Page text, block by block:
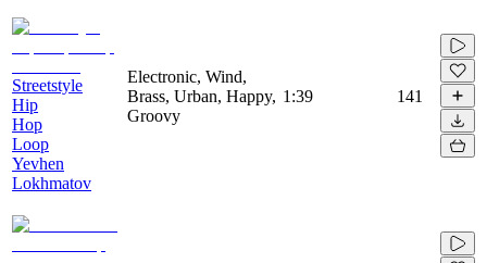
Streetstyle
Hip
Hop
Loop
Yevhen
Lokhmatov
Electronic, Wind,
Brass, Urban, Happy,
Groovy
1:39 141